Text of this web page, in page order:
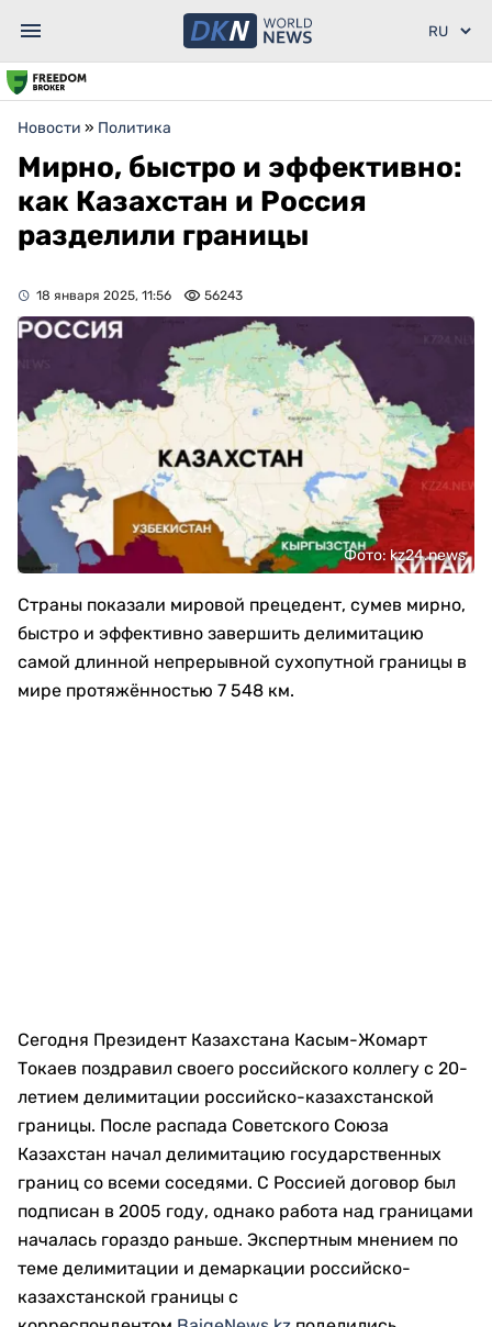
Новости » Политика
Мирно, быстро и эффективно:
как Казахстан и Россия
разделили границы
18 января 2025, 11:56 56243
Фото: kz24.news
Страны показали мировой прецедент, сумев мирно,
быстро и эффективно завершить делимитацию
самой длинной непрерывной сухопутной границы в
мире протяжённостью 7 548 км.
Сегодня Президент Казахстана Касым-Жомарт
Токаев поздравил своего российского коллегу с 20-
летием делимитации российско-казахстанской
границы. После распада Советского Союза
Казахстан начал делимитацию государственных
границ со всеми соседями. С Россией договор был
подписан в 2005 году, однако работа над границами
началась гораздо раньше. Экспертным мнением по
теме делимитации и демаркации российско-
казахстанской границы с